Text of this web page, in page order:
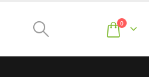
0